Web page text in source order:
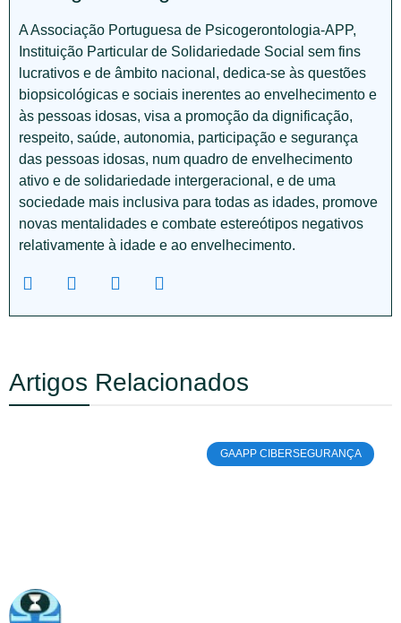
A Associação Portuguesa de Psicogerontologia-APP,
Instituição Particular de Solidariedade Social sem fins
lucrativos e de âmbito nacional, dedica-se às questões
biopsicológicas e sociais inerentes ao envelhecimento e
às pessoas idosas, visa a promoção da dignificação,
respeito, saúde, autonomia, participação e segurança
das pessoas idosas, num quadro de envelhecimento
ativo e de solidariedade intergeracional, e de uma
sociedade mais inclusiva para todas as idades, promove
novas mentalidades e combate estereótipos negativos
relativamente à idade e ao envelhecimento.
Artigos Relacionados
GAAPP CIBERSEGURANÇA